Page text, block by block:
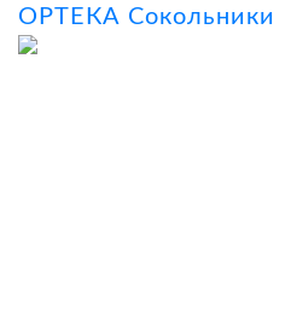
ОРТЕКА Сокольники